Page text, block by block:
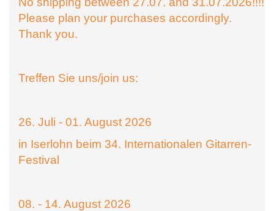
Please plan your purchases accordingly.
Thank you.
Treffen Sie uns/join us:
26. Juli - 01. August 2026
in Iserlohn beim 34. Internationalen Gitarren-
Festival
08. - 14. August 2026